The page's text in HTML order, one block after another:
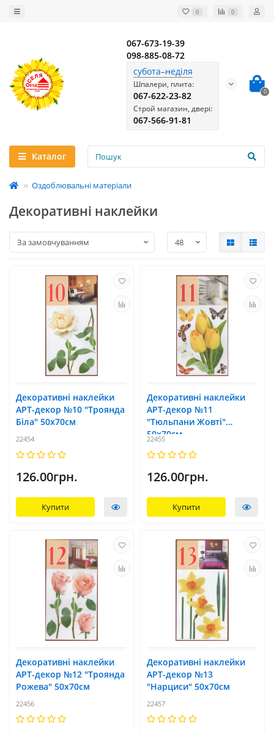
0 0
067-673-19-39
098-885-08-72
субота–неділя
Шпалери, плита:
067-622-23-82
Строй магазин, двері:
067-566-91-81
0
Каталог
Оздоблювальні матеріали
Декоративні наклейки
Декоративні наклейки
АРТ-декор №10 "Троянда
Біла" 50x70см
22454
126.00грн.
Купити
Декоративні наклейки
АРТ-декор №11
"Тюльпани Жовті"
50x70см
22455
126.00грн.
Купити
Декоративні наклейки
АРТ-декор №12 "Троянда
Рожева" 50x70см
22456
Декоративні наклейки
АРТ-декор №13
"Нарциси" 50x70см
22457